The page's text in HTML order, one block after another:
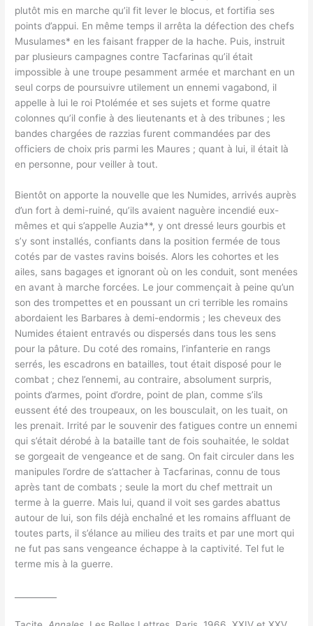
plutôt mis en marche qu’il fit lever le blocus, et fortifia ses
points d’appui. En même temps il arrêta la défection des chefs
Musulames* en les faisant frapper de la hache. Puis, instruit
par plusieurs campagnes contre Tacfarinas qu’il était
impossible à une troupe pesamment armée et marchant en un
seul corps de poursuivre utilement un ennemi vagabond, il
appelle à lui le roi Ptolémée et ses sujets et forme quatre
colonnes qu’il confie à des lieutenants et à des tribunes ; les
bandes chargées de razzias furent commandées par des
officiers de choix pris parmi les Maures ; quant à lui, il était là
en personne, pour veiller à tout.
Bientôt on apporte la nouvelle que les Numides, arrivés auprès
d’un fort à demi-ruiné, qu’ils avaient naguère incendié eux-
mêmes et qui s’appelle Auzia**, y ont dressé leurs gourbis et
s’y sont installés, confiants dans la position fermée de tous
cotés par de vastes ravins boisés. Alors les cohortes et les
ailes, sans bagages et ignorant où on les conduit, sont menées
en avant à marche forcées. Le jour commençait à peine qu’un
son des trompettes et en poussant un cri terrible les romains
abordaient les Barbares à demi-endormis ; les cheveux des
Numides étaient entravés ou dispersés dans tous les sens
pour la pâture. Du coté des romains, l’infanterie en rangs
serrés, les escadrons en batailles, tout était disposé pour le
combat ; chez l’ennemi, au contraire, absolument surpris,
points d’armes, point d’ordre, point de plan, comme s’ils
eussent été des troupeaux, on les bousculait, on les tuait, on
les prenait. Irrité par le souvenir des fatigues contre un ennemi
qui s’était dérobé à la bataille tant de fois souhaitée, le soldat
se gorgeait de vengeance et de sang. On fait circuler dans les
manipules l’ordre de s’attacher à Tacfarinas, connu de tous
après tant de combats ; seule la mort du chef mettrait un
terme à la guerre. Mais lui, quand il voit ses gardes abattus
autour de lui, son fils déjà enchaîné et les romains affluant de
toutes parts, il s’élance au milieu des traits et par une mort qui
ne fut pas sans vengeance échappe à la captivité. Tel fut le
terme mis à la guerre.